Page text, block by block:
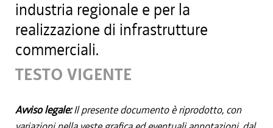
industria regionale e per la
realizzazione di infrastrutture
commerciali.
TESTO VIGENTE
Avviso legale:Il presente documento è riprodotto, con